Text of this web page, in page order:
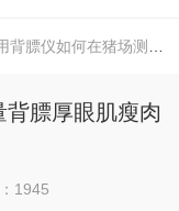
如何在猪场测量背膘厚眼肌瘦肉率
膘厚眼肌瘦肉
：1945